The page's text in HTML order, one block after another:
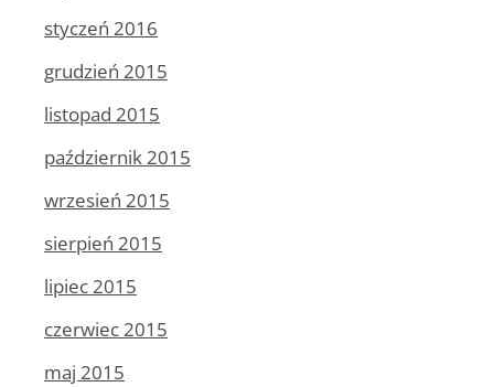
styczeń 2016
grudzień 2015
listopad 2015
październik 2015
wrzesień 2015
sierpień 2015
lipiec 2015
czerwiec 2015
maj 2015